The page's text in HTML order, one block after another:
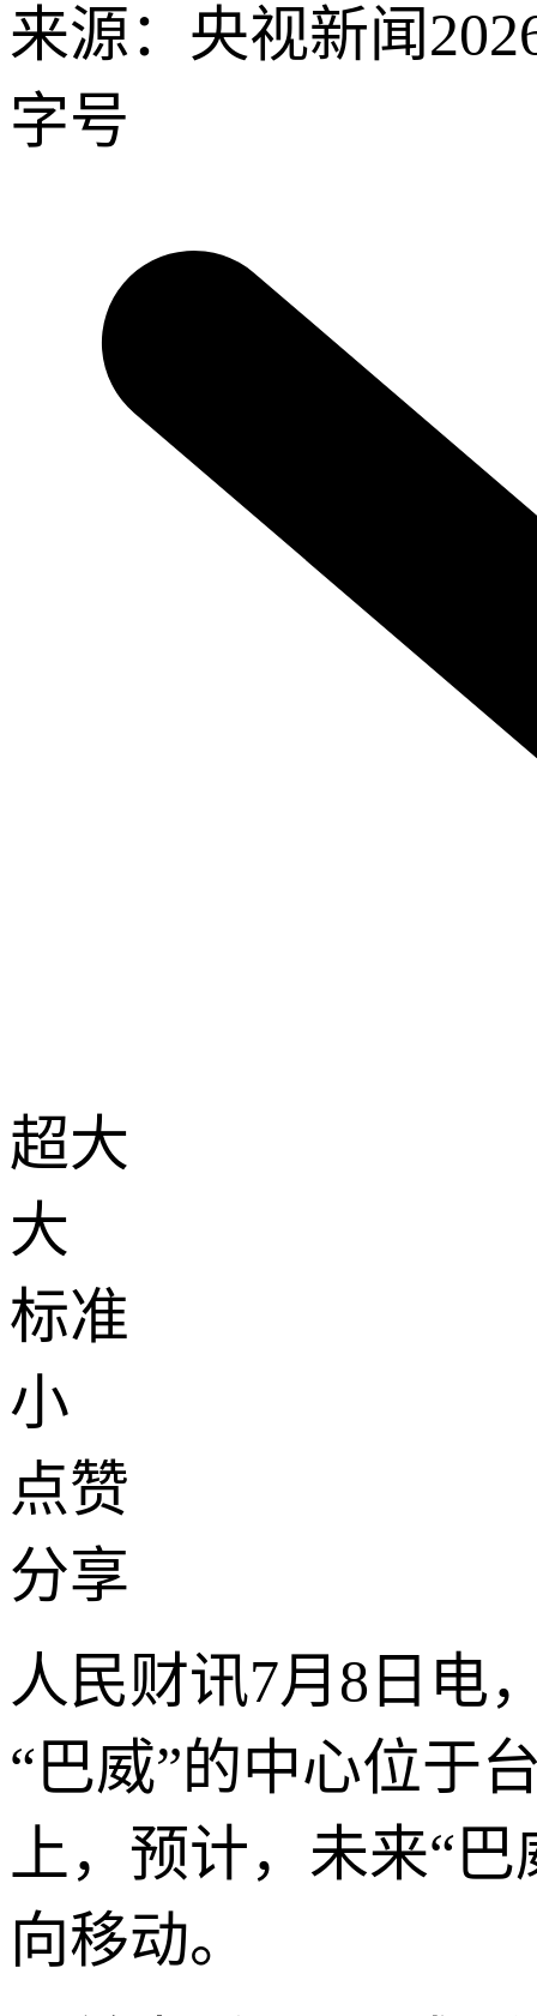
来源：央视新闻
字号
超大
大
标准
小
点赞
分享
人民财讯7月8日电
“巴威”的中心位于
上，预计，未来“
向移动。